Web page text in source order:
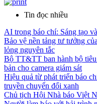
Tin đọc nhiều
AI trong báo chí: Sáng tạo
Bảo vệ nền tảng tư tưởng
lỏng nguyên tắc
Bộ TT&TT ban hành bộ
bản cho camera giám sát
Hiệu quả từ phát triển báo
truyền chuyển đổi xanh
Chủ tịch Hội Nhà báo Việt